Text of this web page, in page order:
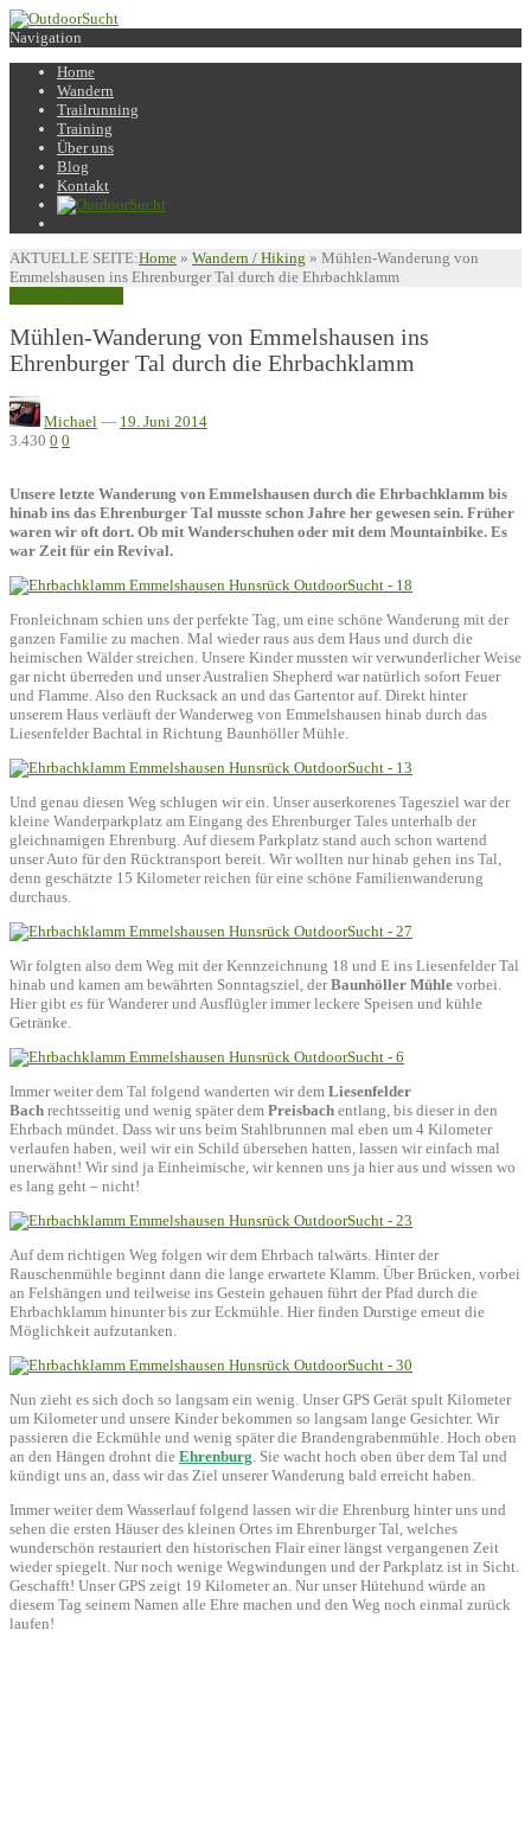
Navigation
Home
Wandern
Trailrunning
Training
Über uns
Blog
Kontakt
AKTUELLE SEITE:Home » Wandern / Hiking » Mühlen-Wanderung von
Emmelshausen ins Ehrenburger Tal durch die Ehrbachklamm
Mühlen-Wanderung von Emmelshausen ins
Ehrenburger Tal durch die Ehrbachklamm
Michael — 19. Juni 2014
3.430 0 0
Unsere letzte Wanderung von Emmelshausen durch die Ehrbachklamm bis
hinab ins das Ehrenburger Tal musste schon Jahre her gewesen sein. Früher
waren wir oft dort. Ob mit Wanderschuhen oder mit dem Mountainbike. Es
war Zeit für ein Revival.
Fronleichnam schien uns der perfekte Tag, um eine schöne Wanderung mit der
ganzen Familie zu machen. Mal wieder raus aus dem Haus und durch die
heimischen Wälder streichen. Unsere Kinder mussten wir verwunderlicher Weise
gar nicht überreden und unser Australien Shepherd war natürlich sofort Feuer
und Flamme. Also den Rucksack an und das Gartentor auf. Direkt hinter
unserem Haus verläuft der Wanderweg von Emmelshausen hinab durch das
Liesenfelder Bachtal in Richtung Baunhöller Mühle.
Und genau diesen Weg schlugen wir ein. Unser auserkorenes Tagesziel war der
kleine Wanderparkplatz am Eingang des Ehrenburger Tales unterhalb der
gleichnamigen Ehrenburg. Auf diesem Parkplatz stand auch schon wartend
unser Auto für den Rücktransport bereit. Wir wollten nur hinab gehen ins Tal,
denn geschätzte 15 Kilometer reichen für eine schöne Familienwanderung
durchaus.
Wir folgten also dem Weg mit der Kennzeichnung 18 und E ins Liesenfelder Tal
hinab und kamen am bewährten Sonntagsziel, derBaunhöller Mühle vorbei.
Hier gibt es für Wanderer und Ausflügler immer leckere Speisen und kühle
Getränke.
Immer weiter dem Tal folgend wanderten wir dem Liesenfelder
Bach rechtsseitig und wenig später dem Preisbach entlang, bis dieser in den
Ehrbach mündet. Dass wir uns beim Stahlbrunnen mal eben um 4 Kilometer
verlaufen haben, weil wir ein Schild übersehen hatten, lassen wir einfach mal
unerwähnt! Wir sind ja Einheimische, wir kennen uns ja hier aus und wissen wo
es lang geht – nicht!
Auf dem richtigen Weg folgen wir dem Ehrbach talwärts. Hinter der
Rauschenmühle beginnt dann die lange erwartete Klamm. Über Brücken, vorbei
an Felshängen und teilweise ins Gestein gehauen führt der Pfad durch die
Ehrbachklamm hinunter bis zur Eckmühle. Hier finden Durstige erneut die
Möglichkeit aufzutanken.
Nun zieht es sich doch so langsam ein wenig. Unser GPS Gerät spult Kilometer
um Kilometer und unsere Kinder bekommen so langsam lange Gesichter. Wir
passieren die Eckmühle und wenig später die Brandengrabenmühle. Hoch oben
an den Hängen drohnt die Ehrenburg. Sie wacht hoch oben über dem Tal und
kündigt uns an, dass wir das Ziel unserer Wanderung bald erreicht haben.
Immer weiter dem Wasserlauf folgend lassen wir die Ehrenburg hinter uns und
sehen die ersten Häuser des kleinen Ortes im Ehrenburger Tal, welches
wunderschön restauriert den historischen Flair einer längst vergangenen Zeit
wieder spiegelt. Nur noch wenige Wegwindungen und der Parkplatz ist in Sicht.
Geschafft! Unser GPS zeigt 19 Kilometer an. Nur unser Hütehund würde an
diesem Tag seinem Namen alle Ehre machen und den Weg noch einmal zurück
laufen!